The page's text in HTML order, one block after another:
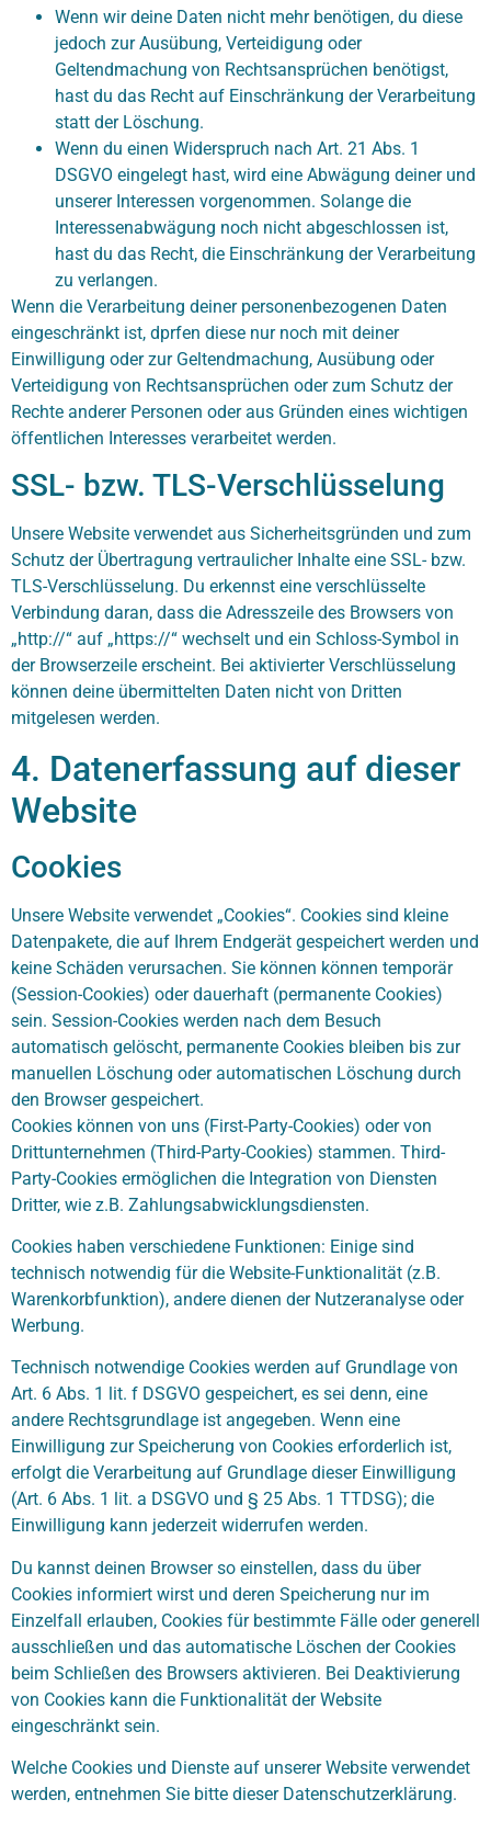
Wenn wir deine Daten nicht mehr benötigen, du diese
jedoch zur Ausübung, Verteidigung oder
Geltendmachung von Rechtsansprüchen benötigst,
hast du das Recht auf Einschränkung der Verarbeitung
statt der Löschung.
Wenn du einen Widerspruch nach Art. 21 Abs. 1
DSGVO eingelegt hast, wird eine Abwägung deiner und
unserer Interessen vorgenommen. Solange die
Interessenabwägung noch nicht abgeschlossen ist,
hast du das Recht, die Einschränkung der Verarbeitung
zu verlangen.
Wenn die Verarbeitung deiner personenbezogenen Daten
eingeschränkt ist, dprfen diese nur noch mit deiner
Einwilligung oder zur Geltendmachung, Ausübung oder
Verteidigung von Rechtsansprüchen oder zum Schutz der
Rechte anderer Personen oder aus Gründen eines wichtigen
öffentlichen Interesses verarbeitet werden.
SSL- bzw. TLS-Verschlüsselung
Unsere Website verwendet aus Sicherheitsgründen und zum
Schutz der Übertragung vertraulicher Inhalte eine SSL- bzw.
TLS-Verschlüsselung. Du erkennst eine verschlüsselte
Verbindung daran, dass die Adresszeile des Browsers von
„http://“ auf „https://“ wechselt und ein Schloss-Symbol in
der Browserzeile erscheint. Bei aktivierter Verschlüsselung
können deine übermittelten Daten nicht von Dritten
mitgelesen werden.
4. Datenerfassung auf dieser
Website
Cookies
Unsere Website verwendet „Cookies“. Cookies sind kleine
Datenpakete, die auf Ihrem Endgerät gespeichert werden und
keine Schäden verursachen. Sie können können temporär
(Session-Cookies) oder dauerhaft (permanente Cookies)
sein. Session-Cookies werden nach dem Besuch
automatisch gelöscht, permanente Cookies bleiben bis zur
manuellen Löschung oder automatischen Löschung durch
den Browser gespeichert.
Cookies können von uns (First-Party-Cookies) oder von
Drittunternehmen (Third-Party-Cookies) stammen. Third-
Party-Cookies ermöglichen die Integration von Diensten
Dritter, wie z.B. Zahlungsabwicklungsdiensten.
Cookies haben verschiedene Funktionen: Einige sind
technisch notwendig für die Website-Funktionalität (z.B.
Warenkorbfunktion), andere dienen der Nutzeranalyse oder
Werbung.
Technisch notwendige Cookies werden auf Grundlage von
Art. 6 Abs. 1 lit. f DSGVO gespeichert, es sei denn, eine
andere Rechtsgrundlage ist angegeben. Wenn eine
Einwilligung zur Speicherung von Cookies erforderlich ist,
erfolgt die Verarbeitung auf Grundlage dieser Einwilligung
(Art. 6 Abs. 1 lit. a DSGVO und § 25 Abs. 1 TTDSG); die
Einwilligung kann jederzeit widerrufen werden.
Du kannst deinen Browser so einstellen, dass du über
Cookies informiert wirst und deren Speicherung nur im
Einzelfall erlauben, Cookies für bestimmte Fälle oder generell
ausschließen und das automatische Löschen der Cookies
beim Schließen des Browsers aktivieren. Bei Deaktivierung
von Cookies kann die Funktionalität der Website
eingeschränkt sein.
Welche Cookies und Dienste auf unserer Website verwendet
werden, entnehmen Sie bitte dieser Datenschutzerklärung.